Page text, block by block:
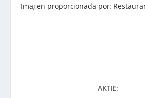
Imagen proporcionada por:
AKTIE: